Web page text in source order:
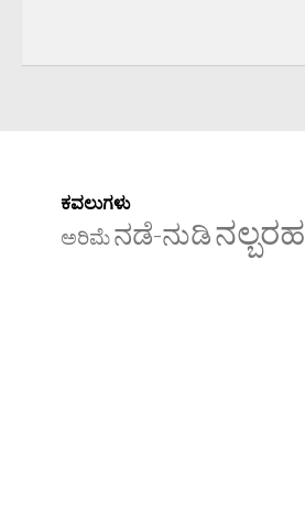
ಕವಲುಗಳು
ಅರಿಮೆನಡೆ-ನುಡಿನಲ್ಬರಹ